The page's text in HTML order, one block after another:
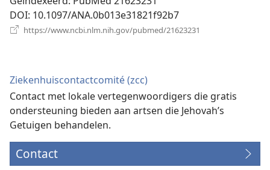
DOI‎: 10.1097/ANA.0b013e31821f92b7
https://www.ncbi.nlm.nih.gov/pubmed/21623231
Ziekenhuiscontactcomité (zcc)
Contact met lokale vertegenwoordigers die gratis
ondersteuning bieden aan artsen die Jehovah’s
Getuigen behandelen.
Contact